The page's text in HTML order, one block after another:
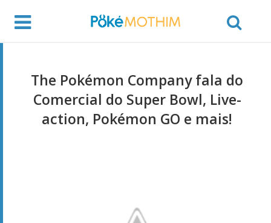
The Pokémon Company fala do
Comercial do Super Bowl, Live-
action, Pokémon GO e mais!